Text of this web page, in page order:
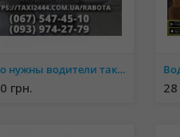
Срочно нужны водители такси со своим авто! Лучший эфир города!
грн.